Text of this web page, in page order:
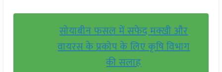
सोयाबीन फसल में सफेद मक्खी और
वायरस के प्रकोप के लिए कृषि विभाग
की सलाह